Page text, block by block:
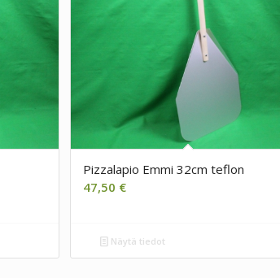
Pizzalapio Emmi 32cm teflon
47,50 €
Näytä tiedot